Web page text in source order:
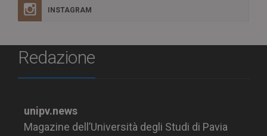
INSTAGRAM
Redazione
unipv.news
Magazine dell’Università degli Studi di Pavia